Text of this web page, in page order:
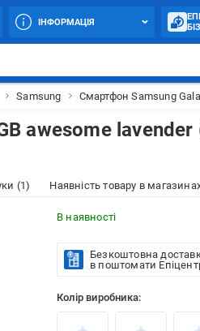
ІНФОРМАЦІЯ
Samsung Смартфон Samsung
awesome lavender
(1) Наявність товару в
В наявності
Безкоштовна
в поштомати
Колір виробника: